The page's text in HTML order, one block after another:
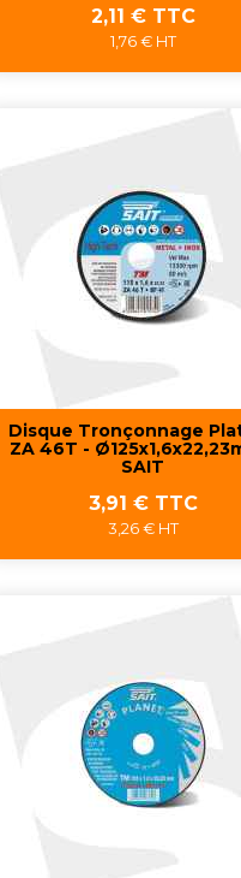
Prix
2,11 € TTC
1,76 € HT
Disque Tronçonnage
ZA 46T -
SAIT
Prix
3,91 € TTC
3,26 € HT